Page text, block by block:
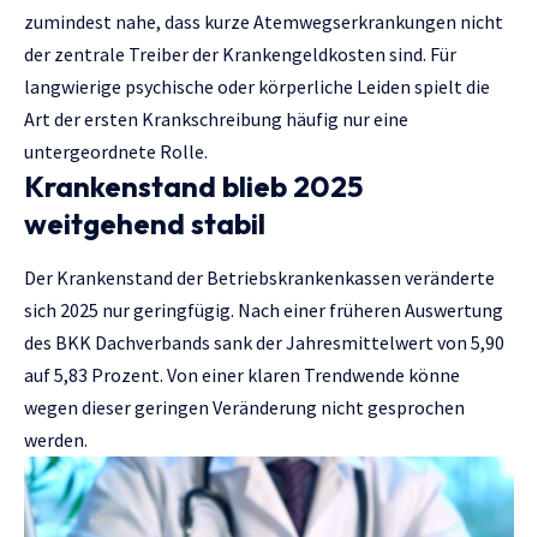
zumindest nahe, dass kurze Atemwegserkrankungen nicht
der zentrale Treiber der Krankengeldkosten sind. Für
langwierige psychische oder körperliche Leiden spielt die
Art der ersten Krankschreibung häufig nur eine
untergeordnete Rolle.
Krankenstand blieb 2025
weitgehend stabil
Der Krankenstand der Betriebskrankenkassen veränderte
sich 2025 nur geringfügig. Nach einer früheren Auswertung
des BKK Dachverbands sank der Jahresmittelwert von 5,90
auf 5,83 Prozent. Von einer klaren Trendwende könne
wegen dieser geringen Veränderung nicht gesprochen
werden.